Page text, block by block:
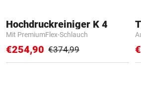
Hochdruckreiniger K 4
Mit PremiumFlex-Schlauch
€254,90 €374,99